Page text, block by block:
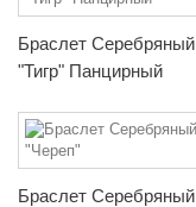
Браслет Серебряный
"Тигр" Панцирный
Браслет Серебряный